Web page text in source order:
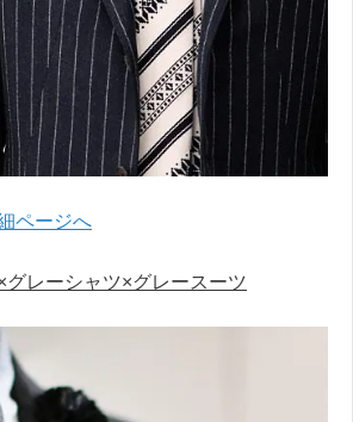
ページへ
グレーシャツ×グレースーツ